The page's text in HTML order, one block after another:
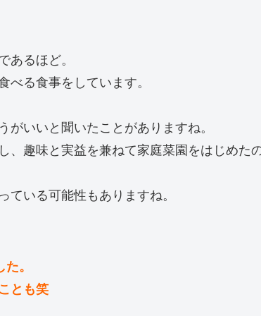
あるほど。
る食事をしています。
いいと聞いたことがありますね。
趣味と実益を兼ねて家庭菜園をはじめた
いる可能性もありますね。
。
とも笑